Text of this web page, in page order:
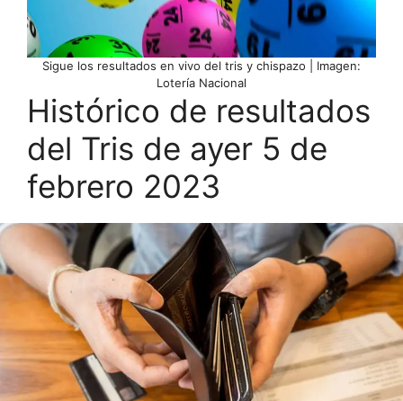
Sigue los resultados en vivo del tris y chispazo | Imagen:
Lotería Nacional
Histórico de resultados
del Tris de ayer 5 de
febrero 2023